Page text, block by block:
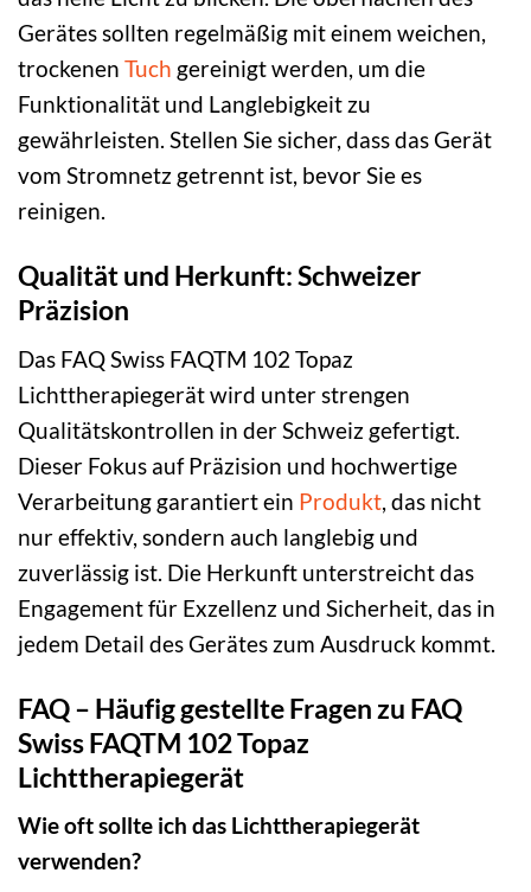
Gerätes sollten regelmäßig mit einem weichen,
trockenen Tuch gereinigt werden, um die
Funktionalität und Langlebigkeit zu
gewährleisten. Stellen Sie sicher, dass das Gerät
vom Stromnetz getrennt ist, bevor Sie es
reinigen.
Qualität und Herkunft: Schweizer
Präzision
Das FAQ Swiss FAQTM 102 Topaz
Lichttherapiegerät wird unter strengen
Qualitätskontrollen in der Schweiz gefertigt.
Dieser Fokus auf Präzision und hochwertige
Verarbeitung garantiert ein Produkt, das nicht
nur effektiv, sondern auch langlebig und
zuverlässig ist. Die Herkunft unterstreicht das
Engagement für Exzellenz und Sicherheit, das in
jedem Detail des Gerätes zum Ausdruck kommt.
FAQ – Häufig gestellte Fragen zu FAQ
Swiss FAQTM 102 Topaz
Lichttherapiegerät
Wie oft sollte ich das Lichttherapiegerät
verwenden?